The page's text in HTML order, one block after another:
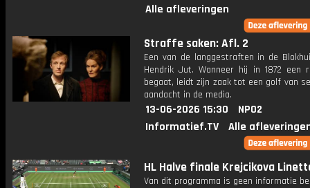
Alle afleveringen
Straffe saken: Afl. 2
Een van de langgestraften in de
Hendrik Jut. Wanneer hij in 1872 een
begaat, leidt zijn zaak tot een golf van
aandacht in de media.
13-06-2026 15:30
NPO2
Informatief.TV
Alle
HL Halve finale Krejcikova
Van dit programma is geen informatie